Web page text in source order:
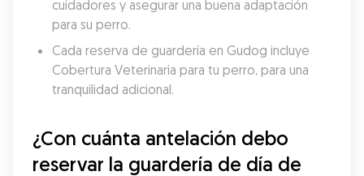
cuidadores y asegurar una buena adaptación
para su perro.
Cada reserva de guardería en Gudog incluye
Cobertura Veterinaria para tu perro, para una
tranquilidad adicional.
¿Con cuánta antelación debo
reservar la guardería de día de